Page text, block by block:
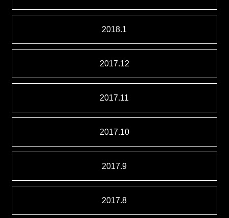
2018.1
2017.12
2017.11
2017.10
2017.9
2017.8